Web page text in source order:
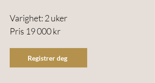
Varighet: 2 uker
Pris 19 000 kr
Registrer deg